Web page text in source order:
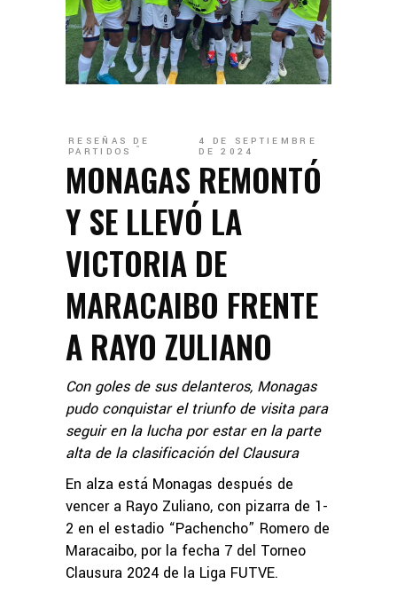
RESEÑAS DE
PARTIDOS
4 DE SEPTIEMBRE
DE 2024
MONAGAS REMONTÓ
Y SE LLEVÓ LA
VICTORIA DE
MARACAIBO FRENTE
A RAYO ZULIANO
Con goles de sus delanteros, Monagas
pudo conquistar el triunfo de visita para
seguir en la lucha por estar en la parte
alta de la clasificación del Clausura
En alza está Monagas después de
vencer a Rayo Zuliano, con pizarra de 1-
2 en el estadio “Pachencho” Romero de
Maracaibo, por la fecha 7 del Torneo
Clausura 2024 de la Liga FUTVE.